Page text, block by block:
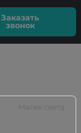
Заказать
звонок
Магия света